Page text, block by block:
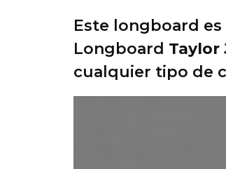
Este longboard
Longboard Taylor
cualquier tipo de